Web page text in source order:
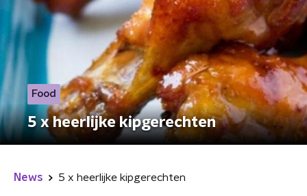
Food
5 x heerlijke kipgerechten
News 5 x heerlijke kipgerechten